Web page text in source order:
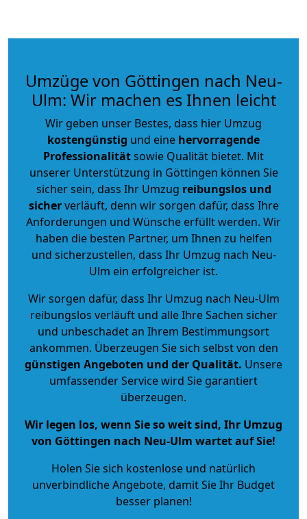
Umzüge von Göttingen nach Neu-
Ulm: Wir machen es Ihnen leicht
Wir geben unser Bestes, dass hier Umzug
kostengünstig und eine hervorragende
Professionalitätsowie Qualität bietet. Mit
unserer Unterstützung in Göttingen können Sie
sicher sein, dass Ihr Umzug reibungslos und
sicherverläuft, denn wir sorgen dafür, dass Ihre
Anforderungen und Wünsche erfüllt werden. Wir
haben die besten Partner, um Ihnen zu helfen
und sicherzustellen, dass Ihr Umzug nach Neu-
Ulm ein erfolgreicher ist.
Wir sorgen dafür, dass Ihr Umzug nach Neu-Ulm
reibungslos verläuft und alle Ihre Sachen sicher
und unbeschadet an Ihrem Bestimmungsort
ankommen. Überzeugen Sie sich selbst von den
günstigen Angeboten und der Qualität. Unsere
umfassender Service wird Sie garantiert
überzeugen.
Wir legen los, wenn Sie so weit sind, Ihr Umzug
von Göttingen nach Neu-Ulm wartet auf Sie!
Holen Sie sich kostenlose und natürlich
unverbindliche Angebote, damit Sie Ihr Budget
besser planen!